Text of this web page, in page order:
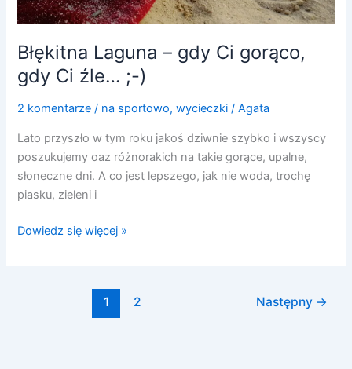
Błękitna Laguna – gdy Ci gorąco,
gdy Ci źle… ;-)
2 komentarze / na sportowo,wycieczki /Agata
Lato przyszło w tym roku jakoś dziwnie szybko i wszyscy
poszukujemy oaz różnorakich na takie gorące, upalne,
słoneczne dni. A co jest lepszego, jak nie woda, trochę
piasku, zieleni i
Dowiedz się więcej »
1 2 Następny →